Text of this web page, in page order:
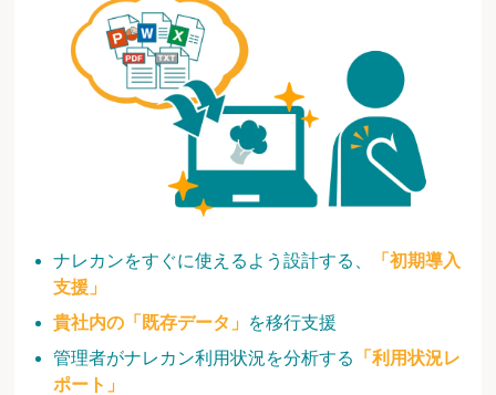
ナレカンをすぐに使えるよう設計する、
「初期導入
支援」
貴社内の「既存データ」 を移行支援
管理者がナレカン利用状況を分析する
「利用状況レ
ポート」